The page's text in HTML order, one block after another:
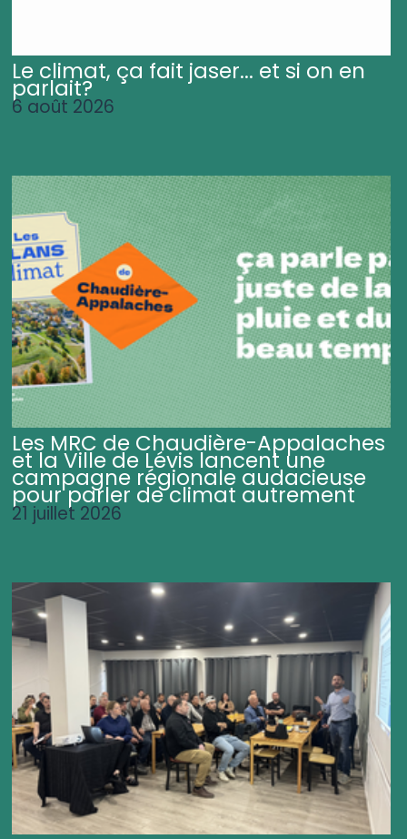
Le climat, ça fait jaser... et si on en
parlait?
6 août 2026
Les MRC de Chaudière-Appalaches
et la Ville de Lévis lancent une
campagne régionale audacieuse
pour parler de climat autrement
21 juillet 2026